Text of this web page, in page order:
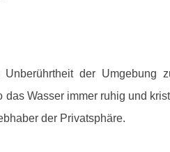
der Umgebung
das Wasser immer ruhig und
der Privatsphäre.